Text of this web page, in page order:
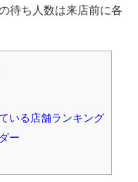
待ち人数は来店前に各
いる店舗ランキング
ー